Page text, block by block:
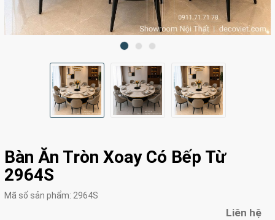
Bàn Ăn Tròn Xoay Có Bếp Từ
2964S
Mã số sản phẩm: 2964S
Liên hệ